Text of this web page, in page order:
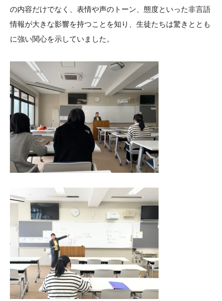
の内容だけでなく、表情や声のトーン、態度といった非言語
情報が大きな影響を持つことを知り、生徒たちは驚きととも
に強い関心を示していました。